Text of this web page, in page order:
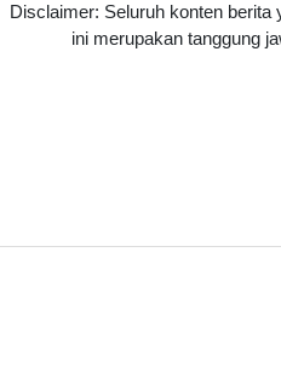
Disclaimer: Seluruh konten berita
ini merupakan tanggung